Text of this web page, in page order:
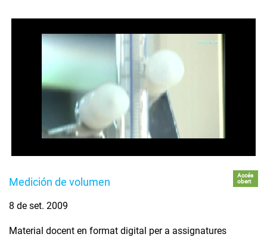
Medición de volumen
Accés
obert
8 de set. 2009
Material docent en format digital per a assignatures